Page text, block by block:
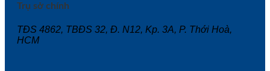
Trụ sở chính
TĐS 4862, TBĐS 32, Đ. N12, Kp. 3A, P. Thới Hoà,
HCM